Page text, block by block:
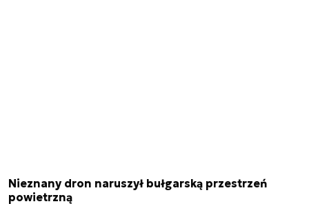
Nieznany dron naruszył bułgarską przestrzeń
powietrzną